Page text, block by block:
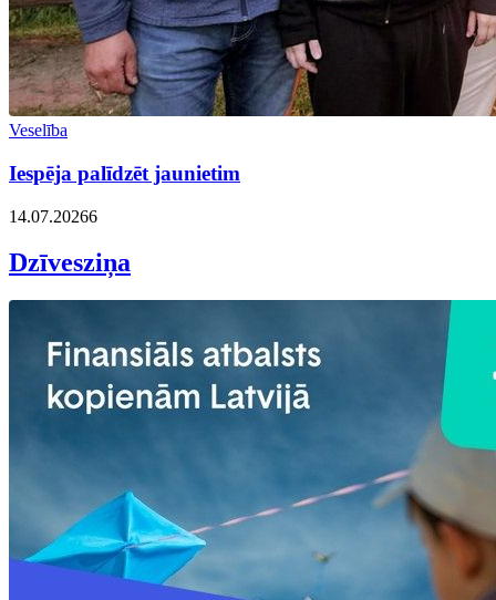
Veselība
Iespēja palīdzēt jaunietim
14.07.20266
Dzīvesziņa